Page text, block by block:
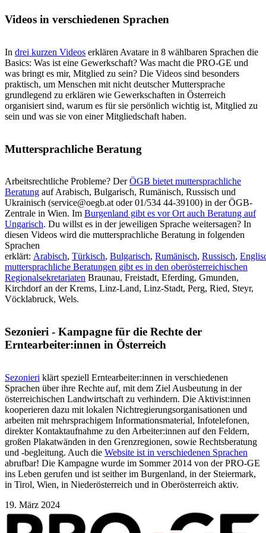
Videos in verschiedenen Sprachen
In drei kurzen Videos erklären Avatare in 8 wählbaren Sprachen die
Basics: Was ist eine Gewerkschaft? Was macht die PRO-GE und
was bringt es mir, Mitglied zu sein? Die Videos sind besonders
praktisch, um Menschen mit nicht deutscher Muttersprache
grundlegend zu erklären wie Gewerkschaften in Österreich
organisiert sind, warum es für sie persönlich wichtig ist, Mitglied zu
sein und was sie von einer Mitgliedschaft haben.
Muttersprachliche Beratung
Arbeitsrechtliche Probleme? DerÖGB bietet muttersprachliche
Beratung auf Arabisch, Bulgarisch, Rumänisch, Russisch und
Ukrainisch (service@oegb.at oder 01/534 44-39100) in der ÖGB-
Zentrale in Wien. Im Burgenland gibt es vor Ort auch Beratung auf
Ungarisch. Du willst es in der jeweiligen Sprache weitersagen? In
diesen Videos wird die muttersprachliche Beratung in folgenden
Sprachen
erklärt: Arabisch, Türkisch, Bulgarisch, Rumänisch, Russisch,
muttersprachliche Beratungen gibt es in den oberösterreichischen
Regionalsekretariaten Braunau, Freistadt, Eferding, Gmunden,
Kirchdorf an der Krems, Linz-Land, Linz-Stadt, Perg, Ried, Steyr,
Vöcklabruck, Wels.
Sezonieri - Kampagne für die Rechte der
Erntearbeiter:innen in Österreich
Sezonieri klärt speziell Erntearbeiter:innen in verschiedenen
Sprachen über ihre Rechte auf, mit dem Ziel Ausbeutung in der
österreichischen Landwirtschaft zu verhindern. Die Aktivist:innen
kooperieren dazu mit lokalen Nichtregierungsorganisationen und
arbeiten mit mehrsprachigem Informationsmaterial, Infotelefonen,
direkter Kontaktaufnahme zu den Arbeiter:innen auf den Feldern,
großen Plakatwänden in den Grenzregionen, sowie Rechtsberatung
und -begleitung. Auch die Website ist in verschiedenen Sprachen
abrufbar! Die Kampagne wurde im Sommer 2014 von der PRO-GE
ins Leben gerufen und ist seither im Burgenland, in der Steiermark,
in Tirol, Wien, in Niederösterreich und in Oberösterreich aktiv.
19. März 2024